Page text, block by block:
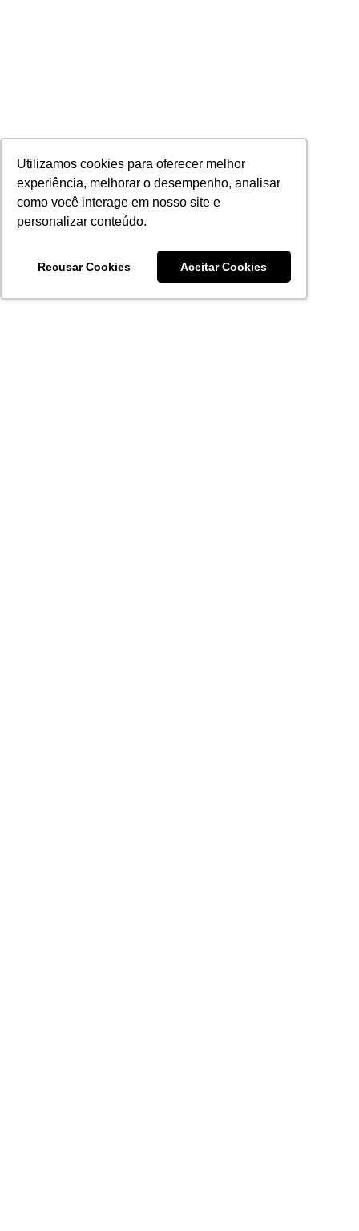
Utilizamos cookies para oferecer melhor
experiência, melhorar o desempenho, analisar
como você interage em nosso site e
personalizar conteúdo.
Recusar Cookies Aceitar Cookies